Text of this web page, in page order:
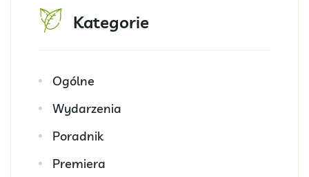
Kategorie
Ogólne
Wydarzenia
Poradnik
Premiera